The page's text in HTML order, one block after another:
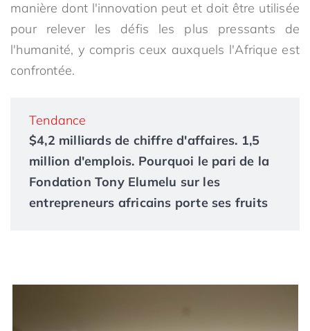
manière dont l'innovation peut et doit être utilisée
pour relever les défis les plus pressants de
l'humanité, y compris ceux auxquels l'Afrique est
confrontée.
Tendance
$4,2 milliards de chiffre d'affaires. 1,5
million d'emplois. Pourquoi le pari de la
Fondation Tony Elumelu sur les
entrepreneurs africains porte ses fruits